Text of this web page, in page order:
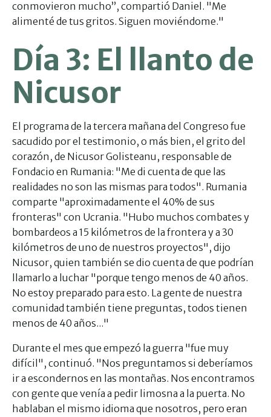
conmovieron mucho”, compartió Daniel. "Me
alimenté de tus gritos. Siguen moviéndome."
Día 3: El llanto de
Nicusor
El programa de la tercera mañana del Congreso fue
sacudido por el testimonio, o más bien, el grito del
corazón, de Nicusor Golisteanu, responsable de
Fondacio en Rumania: "Me di cuenta de que las
realidades no son las mismas para todos". Rumania
comparte "aproximadamente el 40% de sus
fronteras" con Ucrania. "Hubo muchos combates y
bombardeos a 15 kilómetros de la frontera y a 30
kilómetros de uno de nuestros proyectos", dijo
Nicusor, quien también se dio cuenta de que podrían
llamarlo a luchar "porque tengo menos de 40 años.
No estoy preparado para esto. La gente de nuestra
comunidad también tiene preguntas, todos tienen
menos de 40 años..."
Durante el mes que empezó la guerra "fue muy
difícil", continuó. "Nos preguntamos si deberíamos
ir a escondernos en las montañas. Nos encontramos
con gente que venía a pedir limosna a la puerta. No
hablaban el mismo idioma que nosotros, pero eran